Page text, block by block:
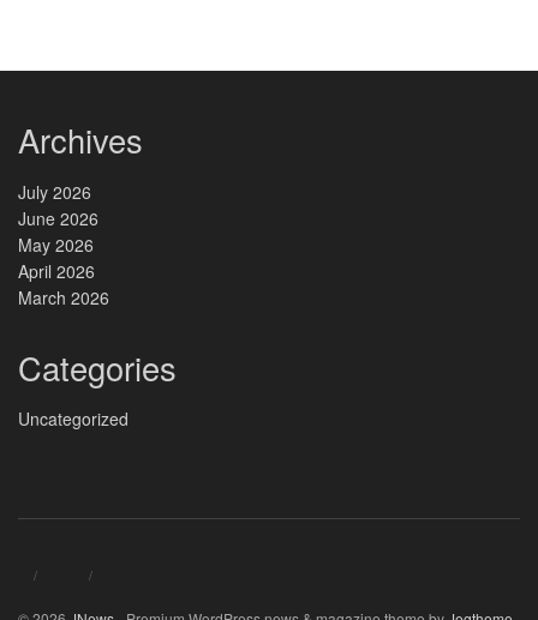
Archives
July 2026
June 2026
May 2026
April 2026
March 2026
Categories
Uncategorized